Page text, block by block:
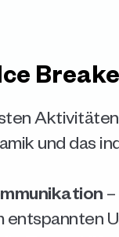
und das
entspannten